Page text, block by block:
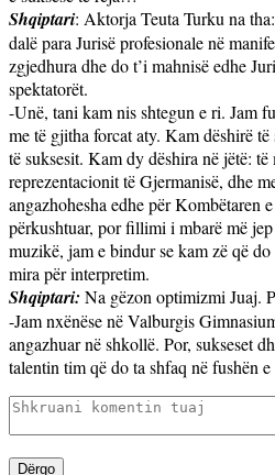
Shqiptari: Aktorja Teuta Turku na
dalë para Jurisë profesionale në
zgjedhura dhe do t’i mahnisë edhe
spektatorët.
-Unë, tani kam nis shtegun e ri. Jam
me të gjitha forcat aty. Kam dëshirë
të suksesit. Kam dy dëshira në jëtë:
reprezentacionit të Gjermanisë, dhe
angazhohesha edhe për Kombëtaren
përkushtuar, por fillimi i mbarë më
muzikë, jam e bindur se kam zë që
mira për interpretim.
Shqiptari: Na gëzon optimizmi Juaj.
-Jam nxënëse në Valburgis
angazhuar në shkollë. Por, sukseset
talentin tim që do ta shfaq në fushën
Dërgo